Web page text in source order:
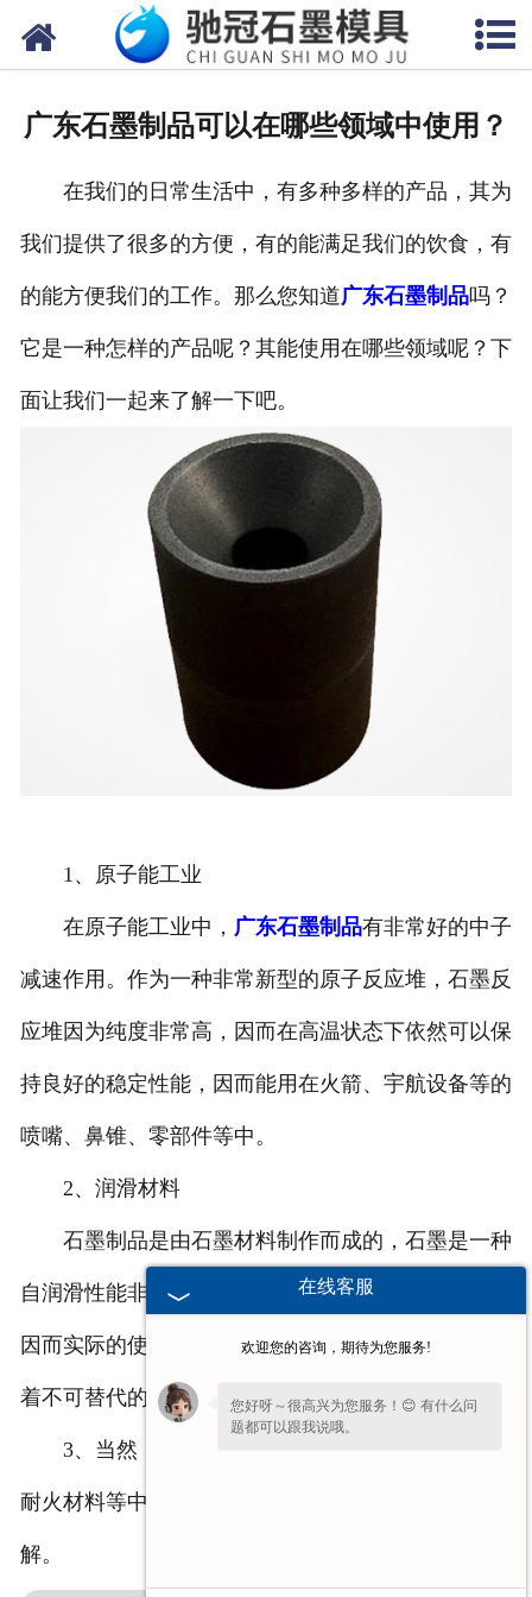
网站首页
联系我们
广东石墨制品可以在哪些领域中使用？
在我们的日常生活中，有多种多样的产品，其为
我们提供了很多的方便，有的能满足我们的饮食，有
的能方便我们的工作。那么您知道广东石墨制品吗？
它是一种怎样的产品呢？其能使用在哪些领域呢？下
面让我们一起来了解一下吧。
1、原子能工业
在原子能工业中， 广东石墨制品有非常好的中子
减速作用。作为一种非常新型的原子反应堆，石墨反
应堆因为纯度非常高，因而在高温状态下依然可以保
持良好的稳定性能，因而能用在火箭、宇航设备等的
喷嘴、鼻锥、零部件等中。
2、润滑材料
石墨制品是由石墨材料制作而成的，石墨是一种
自润滑性能非常好的材料，而且其耐磨性能非常强，
因而实际的使用效果非常好，在压缩机等设备中发挥
着不可替代的作用。
3、当然，石墨制品在铸模、压模、导电材料、
耐火材料等中的作用也非常大，下次让我们再来了
解。
在线客服
欢迎您的咨询，期待为您服务!
您好呀～很高兴为您服务！😊 有什么问
题都可以跟我说哦。